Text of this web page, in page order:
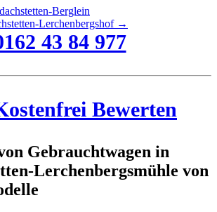
Berglein
Lerchenbergshof →
43 84 977
Bewerten
Gebrauchtwagen in
Lerchenbergsmühle von